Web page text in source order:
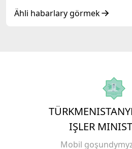
Ähli habarlary görmek
IŞLER
Mobil